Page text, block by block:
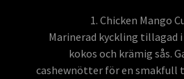
1. Chicken Mango
Marinerad kyckling tillagad
kokos och krämig sås.
cashewnötter för en smakfull